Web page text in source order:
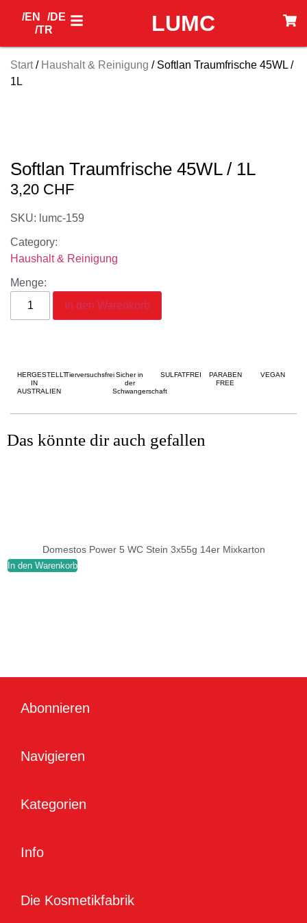
LUMC
/EN
/DE
/TR
Start/ Haushalt & Reinigung / Softlan Traumfrische 45WL /
1L
Softlan Traumfrische 45WL / 1L
3,20 CHF
SKU: lumc-159
Category:
Haushalt & Reinigung
Menge:
In den Warenkorb
HERGESTELLT
IN
AUSTRALIEN
Tierversuchsfrei Sicher in
der
Schwangerschaft
SULFATFREI
PARABEN
FREE
VEGAN
Das könnte dir auch gefallen
Domestos Power 5 WC Stein 3x55g 14er Mixkarton
In den Warenkorb
Abonnieren
Navigieren
Kategorien
Info
Die Kosmetikfabrik